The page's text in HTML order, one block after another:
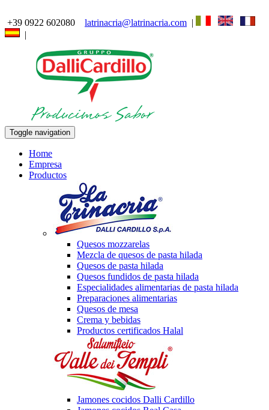
+39 0922 602080 latrinacria@latrinacria.com |
|
Toggle navigation
Home
Empresa
Productos
Quesos mozzarelas
Mezcla de quesos de pasta hilada
Quesos de pasta hilada
Quesos fundidos de pasta hilada
Especialidades alimentarias de pasta hilada
Preparaciones alimentarias
Quesos de mesa
Crema y bebidas
Productos certificados Halal
Jamones cocidos Dalli Cardillo